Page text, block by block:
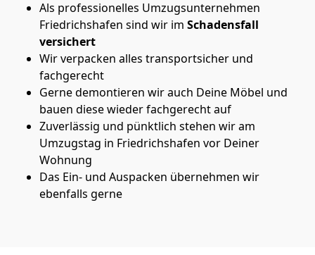
Als professionelles Umzugsunternehmen
Friedrichshafen sind wir im Schadensfall
versichert
Wir verpacken alles transportsicher und
fachgerecht
Gerne demontieren wir auch Deine Möbel und
bauen diese wieder fachgerecht auf
Zuverlässig und pünktlich stehen wir am
Umzugstag in Friedrichshafen vor Deiner
Wohnung
Das Ein- und Auspacken übernehmen wir
ebenfalls gerne